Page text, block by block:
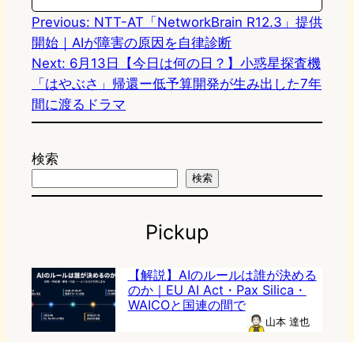
Previous: NTT-AT「NetworkBrain R12.3」提供
開始｜AIが障害の原因を自律診断
Next: 6月13日【今日は何の日？】小惑星探査機
「はやぶさ」帰還ー低予算開発が生み出した7年
間に渡るドラマ
検索
検索
Pickup
【解説】AIのルールは誰が決める
のか｜EU AI Act・Pax Silica・
WAICOと国連の間で
山本 達也